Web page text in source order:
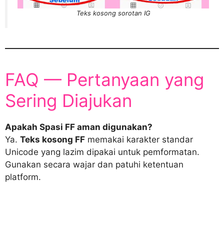
Teks kosong sorotan IG
FAQ — Pertanyaan yang
Sering Diajukan
Apakah Spasi FF aman digunakan?
Ya. Teks kosong FF memakai karakter standar
Unicode yang lazim dipakai untuk pemformatan.
Gunakan secara wajar dan patuhi ketentuan
platform.